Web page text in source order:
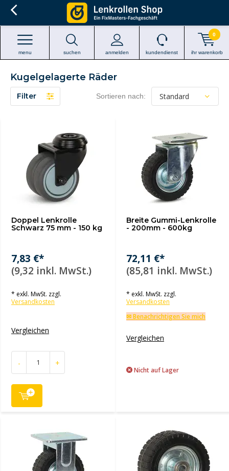
suchen anmelden
menu kundendienst ihr warenkorb
0
Kugelgelagerte Räder
Filter Sortieren nach:
Doppel Lenkrolle
Schwarz 75 mm - 150 kg
7,83 €*
(9,32 inkl. MwSt.)
* exkl. MwSt. zzgl.
Versandkosten
Vergleichen
- +
Breite Gummi-Lenkrolle
- 200mm - 600kg
72,11 €*
(85,81 inkl. MwSt.)
* exkl. MwSt. zzgl.
Versandkosten
✉ Benachrichtigen Sie mich
Vergleichen
Nicht auf Lager